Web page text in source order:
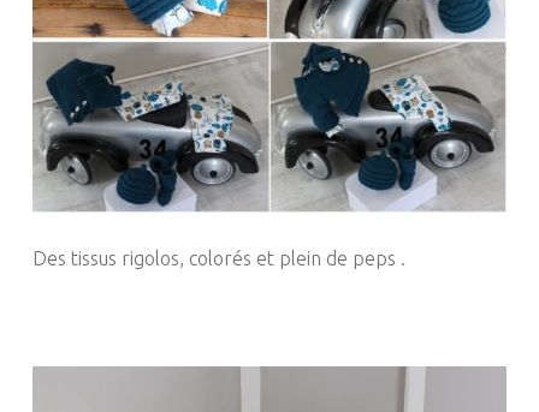
Des tissus rigolos, colorés et plein de peps .